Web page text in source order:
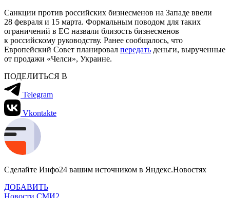
Санкции против российских бизнесменов на Западе ввели
28 февраля и 15 марта. Формальным поводом для таких
ограничений в ЕС назвали близость бизнесменов
к российскому руководству. Ранее сообщалось, что
Европейский Совет планировал передать деньги, вырученные
от продажи «Челси», Украине.
ПОДЕЛИТЬСЯ В
Telegram
Vkontakte
Сделайте Инфо24 вашим источником в Яндекс.Новостях
ДОБАВИТЬ
Новости СМИ2